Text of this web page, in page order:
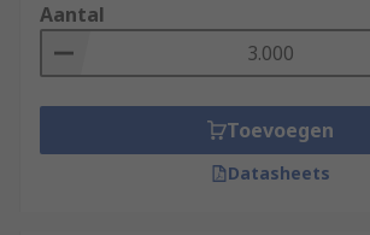
Aantal
Toevoegen
Datasheets